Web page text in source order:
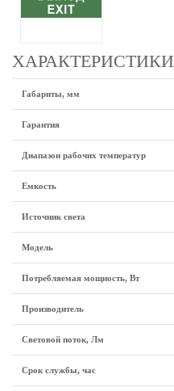
ХАРАКТЕРИСТИКИ
Габариты, мм
Гарантия
Диапазон рабочих температур
Емкость
Источник света
Модель
Потребляемая мощность, Вт
Производитель
Световой поток, Лм
Срок службы, час